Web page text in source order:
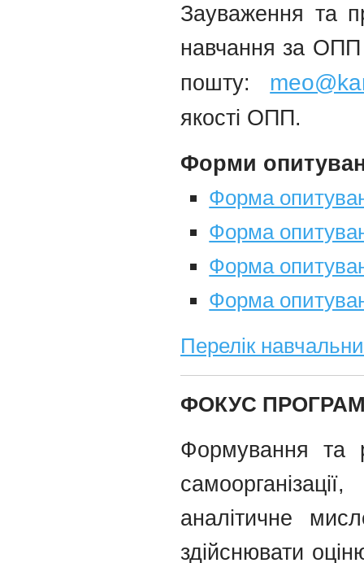
Зауваження та
навчання за ОПП
пошту:
якості ОПП.
Форми
Форма
Форма
Форма
Форма
Перелік
ФОКУС
Формування та
аналітичне
здійснювати